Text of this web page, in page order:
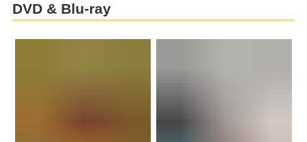
DVD & Blu-ray